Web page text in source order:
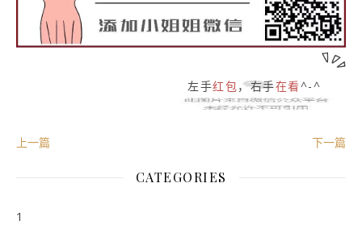
左手红包，右手在看^-^
上一篇 下一篇
CATEGORIES
1